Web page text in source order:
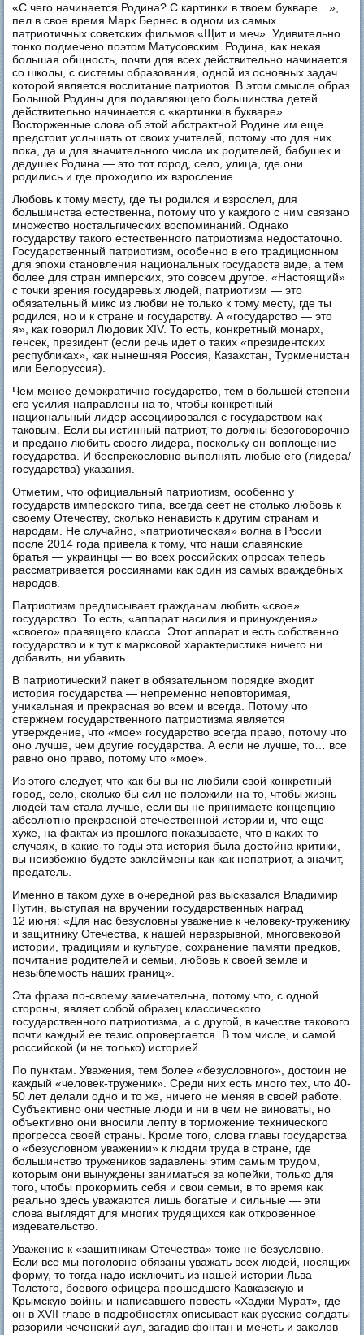
«С чего начинается Родина? С картинки в твоем букваре…»,
пел в свое время Марк Бернес в одном из самых
патриотичных советских фильмов «Щит и меч». Удивительно
тонко подмечено поэтом Матусовским. Родина, как некая
большая общность, почти для всех действительно начинается
со школы, с системы образования, одной из основных задач
которой является воспитание патриотов. В этом смысле образ
Большой Родины для подавляющего большинства детей
действительно начинается с «картинки в букваре».
Восторженные слова об этой абстрактной Родине им еще
предстоит услышать от своих учителей, потому что для них
пока, да и для значительного числа их родителей, бабушек и
дедушек Родина — это тот город, село, улица, где они
родились и где проходило их взросление.
Любовь к тому месту, где ты родился и взрослел, для
большинства естественна, потому что у каждого с ним связано
множество ностальгических воспоминаний. Однако
государству такого естественного патриотизма недостаточно.
Государственный патриотизм, особенно в его традиционном
для эпохи становления национальных государств виде, а тем
более для стран имперских, это совсем другое. «Настоящий»
с точки зрения государевых людей, патриотизм — это
обязательный микс из любви не только к тому месту, где ты
родился, но и к стране и государству. А «государство — это
я», как говорил Людовик XIV. То есть, конкретный монарх,
генсек, президент (если речь идет о таких «президентских
республиках», как нынешняя Россия, Казахстан, Туркменистан
или Белоруссия).
Чем менее демократично государство, тем в большей степени
его усилия направлены на то, чтобы конкретный
национальный лидер ассоциировался с государством как
таковым. Если вы истинный патриот, то должны безоговорочно
и предано любить своего лидера, поскольку он воплощение
государства. И беспрекословно выполнять любые его (лидера/
государства) указания.
Отметим, что официальный патриотизм, особенно у
государств имперского типа, всегда сеет не столько любовь к
своему Отечеству, сколько ненависть к другим странам и
народам. Не случайно, «патриотическая» волна в России
после 2014 года привела к тому, что наши славянские
братья — украинцы — во всех российских опросах теперь
рассматривается россиянами как один из самых враждебных
народов.
Патриотизм предписывает гражданам любить «свое»
государство. То есть, «аппарат насилия и принуждения»
«своего» правящего класса. Этот аппарат и есть собственно
государство и к тут к марксовой характеристике ничего ни
добавить, ни убавить.
В патриотический пакет в обязательном порядке входит
история государства — непременно неповторимая,
уникальная и прекрасная во всем и всегда. Потому что
стержнем государственного патриотизма является
утверждение, что «мое» государство всегда право, потому что
оно лучше, чем другие государства. А если не лучше, то… все
равно оно право, потому что «мое».
Из этого следует, что как бы вы не любили свой конкретный
город, село, сколько бы сил не положили на то, чтобы жизнь
людей там стала лучше, если вы не принимаете концепцию
абсолютно прекрасной отечественной истории и, что еще
хуже, на фактах из прошлого показываете, что в каких-то
случаях, в какие-то годы эта история была достойна критики,
вы неизбежно будете заклеймены как как непатриот, а значит,
предатель.
Именно в таком духе в очередной раз высказался Владимир
Путин, выступая на вручении государственных наград
12 июня: «Для нас безусловны уважение к человеку-труженику
и защитнику Отечества, к нашей неразрывной, многовековой
истории, традициям и культуре, сохранение памяти предков,
почитание родителей и семьи, любовь к своей земле и
незыблемость наших границ».
Эта фраза по-своему замечательна, потому что, с одной
стороны, являет собой образец классического
государственного патриотизма, а с другой, в качестве такового
почти каждый ее тезис опровергается. В том числе, и самой
российской (и не только) историей.
По пунктам. Уважения, тем более «безусловного», достоин не
каждый «человек-труженик». Среди них есть много тех, что 40-
50 лет делали одно и то же, ничего не меняя в своей работе.
Субъективно они честные люди и ни в чем не виноваты, но
объективно они вносили лепту в торможение технического
прогресса своей страны. Кроме того, слова главы государства
о «безусловном уважении» к людям труда в стране, где
большинство тружеников задавлены этим самым трудом,
которым они вынуждены заниматься за копейки, только для
того, чтобы прокормить себя и свои семьи, в то время как
реально здесь уважаются лишь богатые и сильные — эти
слова выглядят для многих трудящихся как откровенное
издевательство.
Уважение к «защитникам Отечества» тоже не безусловно.
Если все мы поголовно обязаны уважать всех людей, носящих
форму, то тогда надо исключить из нашей истории Льва
Толстого, боевого офицера прошедшего Кавказскую и
Крымскую войны и написавшего повесть «Хаджи Мурат», где
он в XVII главе в подробностях описывает как русские солдаты
разорили чеченский аул, загадив фонтан и мечеть и заколов